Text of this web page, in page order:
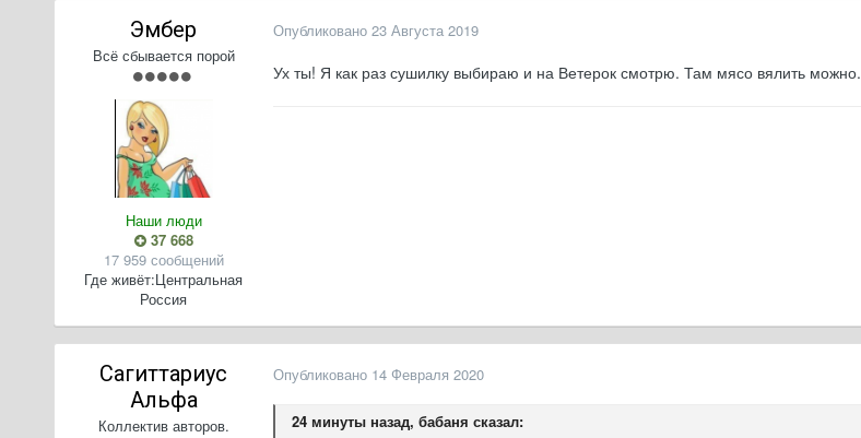
Эмбер
Всё сбывается порой
Наши люди
37 668
17 959 сообщений
Где живёт:Центральная
Россия
Опубликовано 23 Августа 2019
Ух ты! Я как раз сушилку выбираю и на Ветерок смотрю. Там мясо вялить можно.
Сагиттариус
Альфа
Коллектив авторов.
Опубликовано 14 Февраля 2020
24 минуты назад, бабаня сказал: